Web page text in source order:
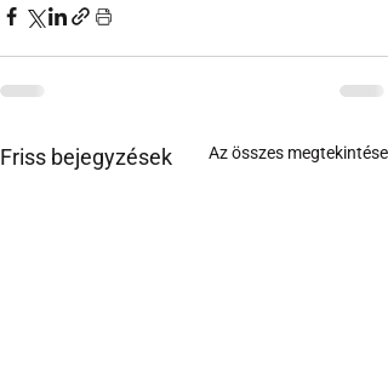
Friss bejegyzések Az összes megtekintése